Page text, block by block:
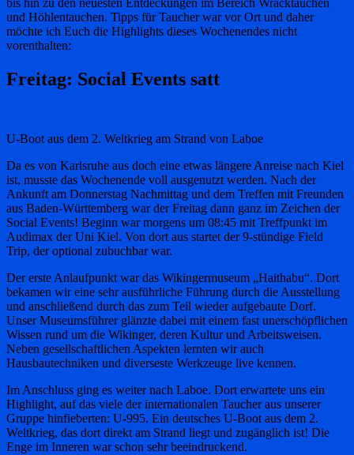
und Höhlentauchen. Tipps für Taucher war vor Ort und daher
möchte ich Euch die Highlights dieses Wochenendes nicht
vorenthalten:
Freitag: Social Events satt
U-Boot aus dem 2. Weltkrieg am Strand von Laboe
Da es von Karlsruhe aus doch eine etwas längere Anreise nach Kiel
ist, musste das Wochenende voll ausgenutzt werden. Nach der
Ankunft am Donnerstag Nachmittag und dem Treffen mit Freunden
aus Baden-Württemberg war der Freitag dann ganz im Zeichen der
Social Events! Beginn war morgens um 08:45 mit Treffpunkt im
Audimax der Uni Kiel. Von dort aus startet der 9-stündige Field
Trip, der optional zubuchbar war.
Der erste Anlaufpunkt war das Wikingermuseum „Haithabu“. Dort
bekamen wir eine sehr ausführliche Führung durch die Ausstellung
und anschließend durch das zum Teil wieder aufgebaute Dorf.
Unser Museumsführer glänzte dabei mit einem fast unerschöpflichen
Wissen rund um die Wikinger, deren Kultur und Arbeitsweisen.
Neben gesellschaftlichen Aspekten lernten wir auch
Hausbautechniken und diverseste Werkzeuge live kennen.
Im Anschluss ging es weiter nach Laboe. Dort erwartete uns ein
Highlight, auf das viele der internationalen Taucher aus unserer
Gruppe hinfieberten: U-995. Ein deutsches U-Boot aus dem 2.
Weltkrieg, das dort direkt am Strand liegt und zugänglich ist! Die
Enge im Inneren war schon sehr beeindruckend.